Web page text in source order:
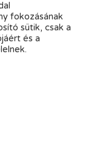
fokozásának
sütik, csak a
és a